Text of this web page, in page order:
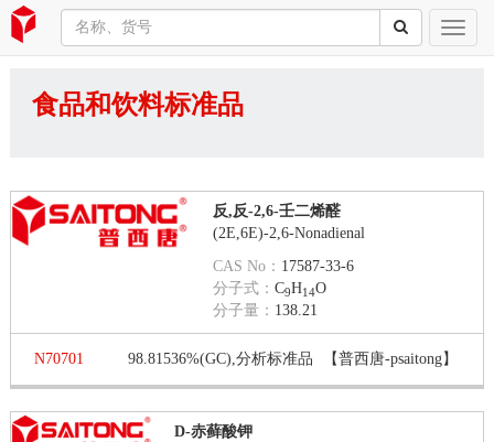
食品和饮料标准品
反,反-2,6-壬二烯醛
(2E,6E)-2,6-Nonadienal
CAS No： 17587-33-6
分子式：C9H14O
分子量： 138.21
N70701 98.81536%(GC),分析标准品 【普西唐-psaitong】
D-赤藓酸钾